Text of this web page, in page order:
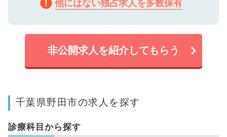
他にはない独占求人を多数保有
非公開求人を紹介してもらう
千葉県野田市の求人を探す
診療科目から探す